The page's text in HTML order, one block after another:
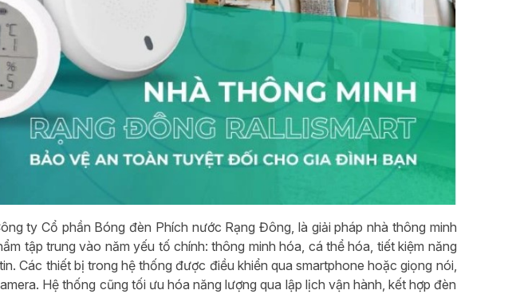
ty Cổ phần Bóng đèn Phích nước Rạng Đông, là giải pháp nhà thông minh
tập trung vào năm yếu tố chính: thông minh hóa, cá thể hóa, tiết kiệm năng
Các thiết bị trong hệ thống được điều khiển qua smartphone hoặc giọng nói,
Hệ thống cũng tối ưu hóa năng lượng qua lập lịch vận hành, kết hợp đèn